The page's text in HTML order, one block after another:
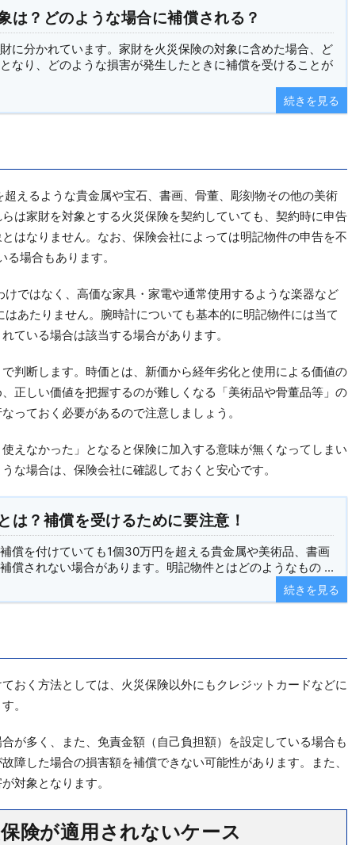
は？どのような場合に補償される？
に分かれています。家財を火災保険の対象に含めた場合、ど
なり、どのような損害が発生したときに補償を受けることが
続きを見る
えるような貴金属や宝石、書画、骨董、彫刻物その他の美術
は家財を対象とする火災保険を契約していても、契約時に申告
はなりません。なお、保険会社によっては明記物件の申告を不
場合もあります。
ではなく、高価な家具・家電や通常使用するような楽器など
あたりません。腕時計についても基本的に明記物件には当て
ている場合は該当する場合があります。
判断します。時価とは、新価から経年劣化と使用による価値の
正しい価値を把握するのが難しくなる「美術品や骨董品等」の
っておく必要があるので注意しましょう。
えなかった」となると保険に加入する意味が無くなってしまい
な場合は、保険会社に確認しておくと安心です。
は？補償を受けるために要注意！
償を付けていても1個30万円を超える貴金属や美術品、書画
償されない場合があります。明記物件とはどのようなもの ...
続きを見る
おく方法としては、火災保険以外にもクレジットカードなどに
。
が多く、また、免責金額（自己負担額）を設定している場合も
障した場合の損害額を補償できない可能性があります。また、
対象となります。
険が適用されないケース